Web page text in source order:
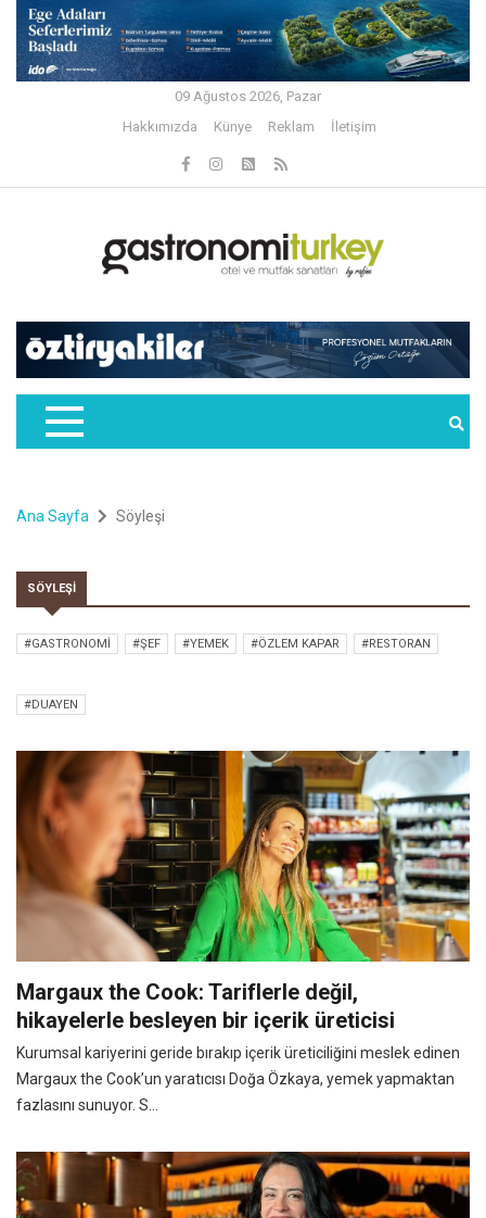
09 Ağustos 2026, Pazar
Hakkımızda
Künye Reklam İletişim
Ana Sayfa Söyleşi
SÖYLEŞI
#GASTRONOMI #ŞEF #YEMEK #ÖZLEM KAPAR #RESTORAN
#DUAYEN
Margaux the Cook: Tariflerle değil,
hikayelerle besleyen bir içerik üreticisi
Kurumsal kariyerini geride bırakıp içerik üreticiliğini meslek edinen
Margaux the Cook’un yaratıcısı Doğa Özkaya, yemek yapmaktan
fazlasını sunuyor. S...